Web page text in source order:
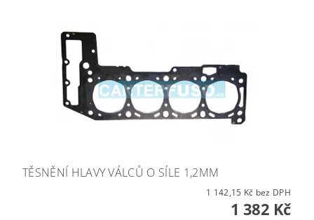
TĚSNĚNÍ HLAVY VÁLCŮ O SÍLE 1,2MM
1 142,15 Kč bez DPH
1 382 Kč